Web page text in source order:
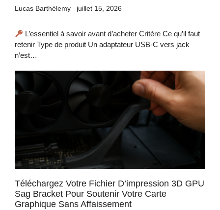
Lucas Barthélemy juillet 15, 2026
L’essentiel à savoir avant d’acheter Critère Ce qu’il faut
retenir Type de produit Un adaptateur USB-C vers jack
n’est…
Téléchargez Votre Fichier D’impression 3D GPU
Sag Bracket Pour Soutenir Votre Carte
Graphique Sans Affaissement